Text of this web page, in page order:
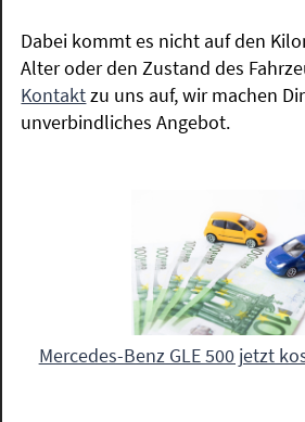
Dabei kommt es nicht auf den
Alter oder den Zustand des
Kontaktzu uns auf, wir machen
unverbindliches Angebot.
Mercedes-Benz GLE 500 jetzt